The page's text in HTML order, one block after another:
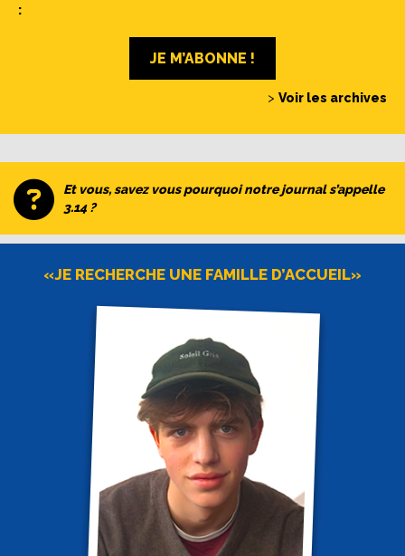
:
JE M’ABONNE !
> Voir les archives
Et vous, savez vous pourquoi notre journal s’appelle
3.14 ?
«JE RECHERCHE UNE FAMILLE D’ACCUEIL»